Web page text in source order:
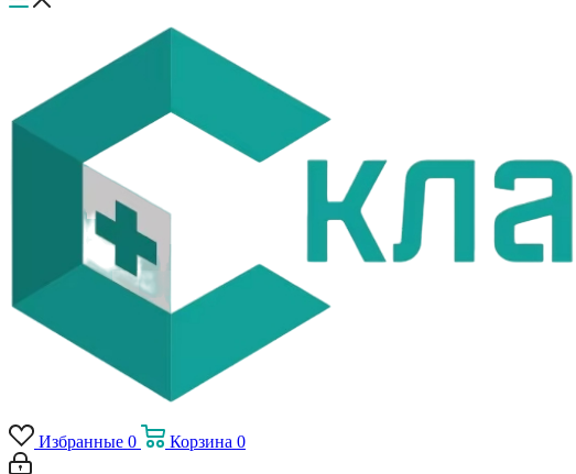
Избранные 0 Корзина 0